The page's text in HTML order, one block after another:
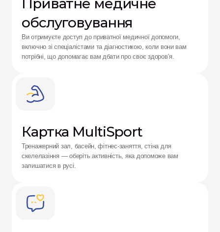
Приватне медичне
обслуговування
Ви отримуєте доступ до приватної медичної допомоги,
включно зі спеціалістами та діагностикою, коли вони вам
потрібні, що допомагає вам дбати про своє здоров’я.
Картка MultiSport
Тренажерний зал, басейн, фітнес-заняття, стіна для
скелелазіння — оберіть активність, яка допоможе вам
залишатися в русі.